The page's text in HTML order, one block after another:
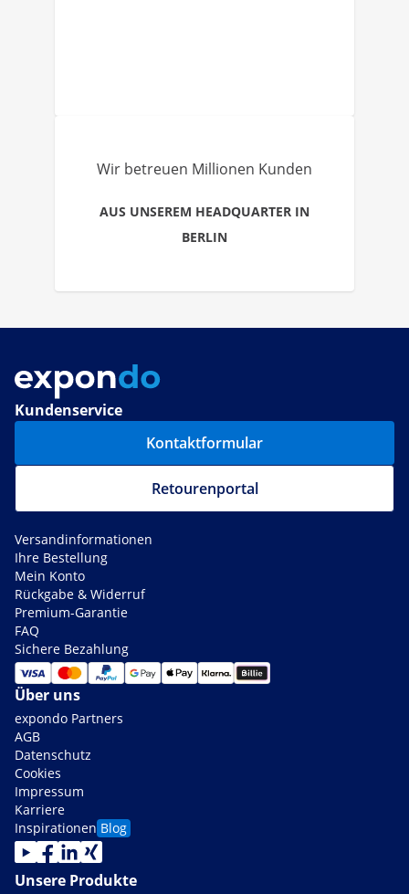
Wir betreuen Millionen Kunden
AUS UNSEREM HEADQUARTER IN
BERLIN
Kundenservice
Kontaktformular
Retourenportal
Versandinformationen
Ihre Bestellung
Mein Konto
Rückgabe & Widerruf
Premium-Garantie
FAQ
Sichere Bezahlung
Über uns
expondo Partners
AGB
Datenschutz
Cookies
Impressum
Karriere
Inspirationen Blog
Unsere Produkte